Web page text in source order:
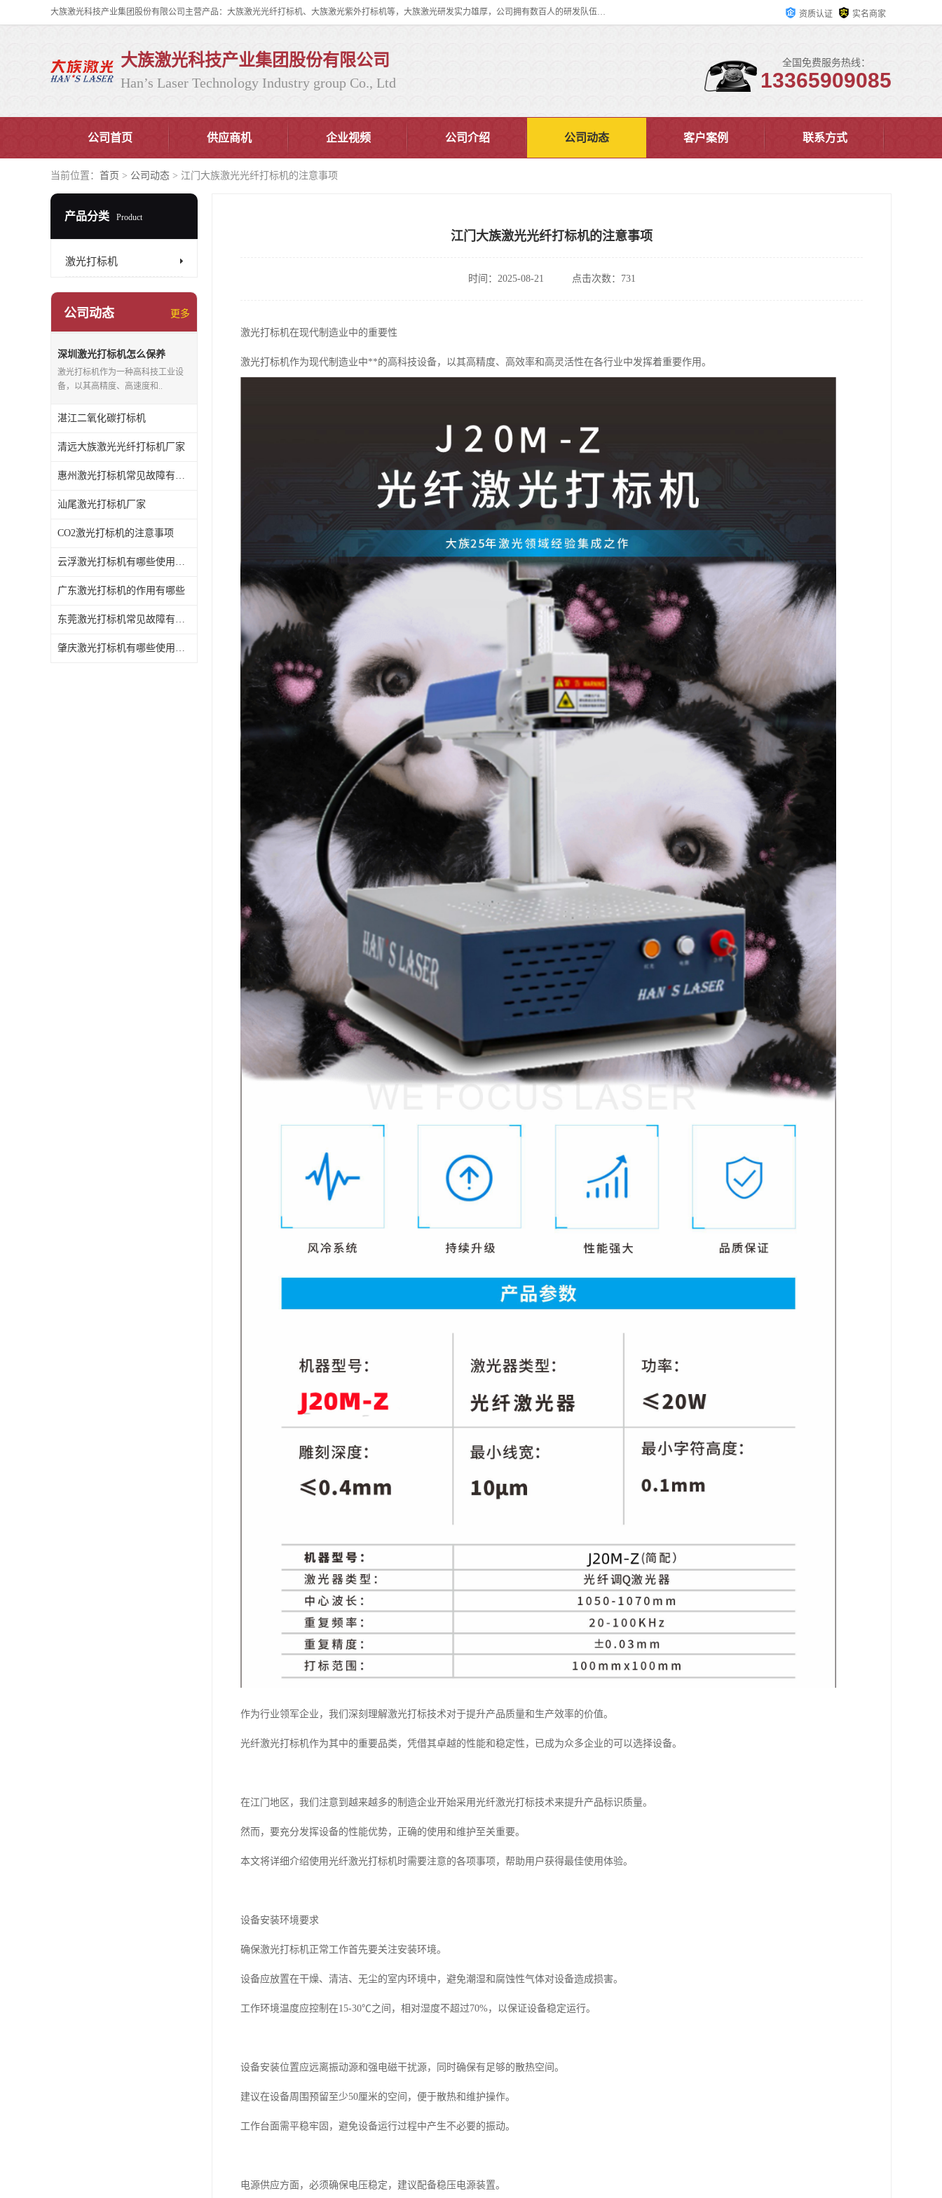
大族激光科技产业集团股份有限公司主营产品：大族激光光纤打标机、大族激光紫外打标机等，大族激光研发实力雄厚，公司拥有数百人的研发队伍，目前具有多项国际发明和国内、计算机软件着作权，多项核心技术处于国际成员之一水平，是世界上仅有的几家拥有"紫外激光"的公司之一。 资质认证 实名商家
大族激光科技产业集团股份有限公司
Han’s Laser Technology Industry group Co., Ltd
全国免费服务热线：
13365909085
公司首页 供应商机 企业视频 公司介绍 公司动态 客户案例 联系方式
当前位置： 首页 > 公司动态 > 江门大族激光光纤打标机的注意事项
产品分类 Product
激光打标机
公司动态 更多
深圳激光打标机怎么保养
激光打标机作为一种高科技工业设
备，以其高精度、高速度和..
湛江二氧化碳打标机
清远大族激光光纤打标机厂家
惠州激光打标机常见故障有哪些
汕尾激光打标机厂家
CO2激光打标机的注意事项
云浮激光打标机有哪些使用特点
广东激光打标机的作用有哪些
东莞激光打标机常见故障有哪些
肇庆激光打标机有哪些使用特点
江门大族激光光纤打标机的注意事项
时间：2025-08-21 点击次数：731
激光打标机在现代制造业中的重要性
激光打标机作为现代制造业中**的高科技设备，以其高精度、高效率和高灵活性在各行业中发挥着重要作用。
作为行业领军企业，我们深刻理解激光打标技术对于提升产品质量和生产效率的价值。
光纤激光打标机作为其中的重要品类，凭借其卓越的性能和稳定性，已成为众多企业的可以选择设备。
在江门地区，我们注意到越来越多的制造企业开始采用光纤激光打标技术来提升产品标识质量。
然而，要充分发挥设备的性能优势，正确的使用和维护至关重要。
本文将详细介绍使用光纤激光打标机时需要注意的各项事项，帮助用户获得最佳使用体验。
设备安装环境要求
确保激光打标机正常工作首先要关注安装环境。
设备应放置在干燥、清洁、无尘的室内环境中，避免潮湿和腐蚀性气体对设备造成损害。
工作环境温度应控制在15-30℃之间，相对湿度不超过70%，以保证设备稳定运行。
设备安装位置应远离振动源和强电磁干扰源，同时确保有足够的散热空间。
建议在设备周围预留至少50厘米的空间，便于散热和维护操作。
工作台面需平稳牢固，避免设备运行过程中产生不必要的振动。
电源供应方面，必须确保电压稳定，建议配备稳压电源装置。